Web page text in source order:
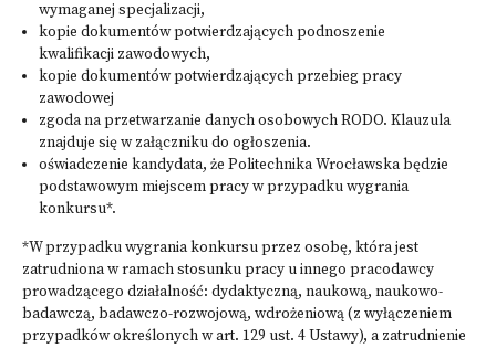
wymaganej specjalizacji,
kopie dokumentów potwierdzających podnoszenie
kwalifikacji zawodowych,
kopie dokumentów potwierdzających przebieg pracy
zawodowej
zgoda na przetwarzanie danych osobowych RODO. Klauzula
znajduje się w załączniku do ogłoszenia.
oświadczenie kandydata, że Politechnika Wrocławska będzie
podstawowym miejscem pracy w przypadku wygrania
konkursu*.
*W przypadku wygrania konkursu przez osobę, która jest
zatrudniona w ramach stosunku pracy u innego pracodawcy
prowadzącego działalność: dydaktyczną, naukową, naukowo-
badawczą, badawczo-rozwojową, wdrożeniową (z wyłączeniem
przypadków określonych w art. 129 ust. 4 Ustawy), a zatrudnienie